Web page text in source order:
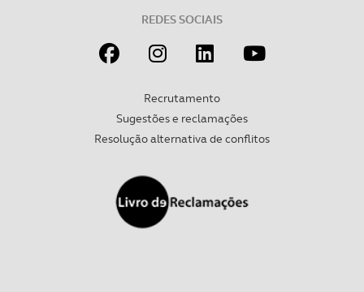
REDES SOCIAIS
Recrutamento
Sugestões e reclamações
Resolução alternativa de conflitos